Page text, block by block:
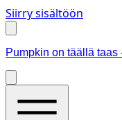
Siirry sisältöön
Pumpkin on täällä